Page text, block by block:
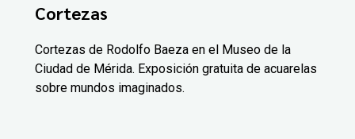
Cortezas
Cortezas de Rodolfo Baeza en el Museo de la
Ciudad de Mérida. Exposición gratuita de acuarelas
sobre mundos imaginados.